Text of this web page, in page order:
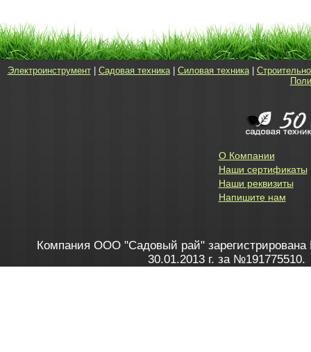
Электроинструмент| Садовая техника| Силовая техника|
О Компании
Наши сертификаты
Наши реквизиты
Напишите нам
Компания ООО "Садовый рай" зарегистрирована
30.01.2013 г. за №191775510.